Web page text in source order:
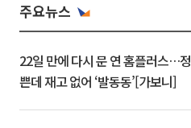
주요뉴스
22일 만에 다시 문 연 홈플러스…
쁜데 재고 없어 ‘발동동’[가보니]